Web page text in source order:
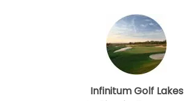
Infinitum Golf Lakes